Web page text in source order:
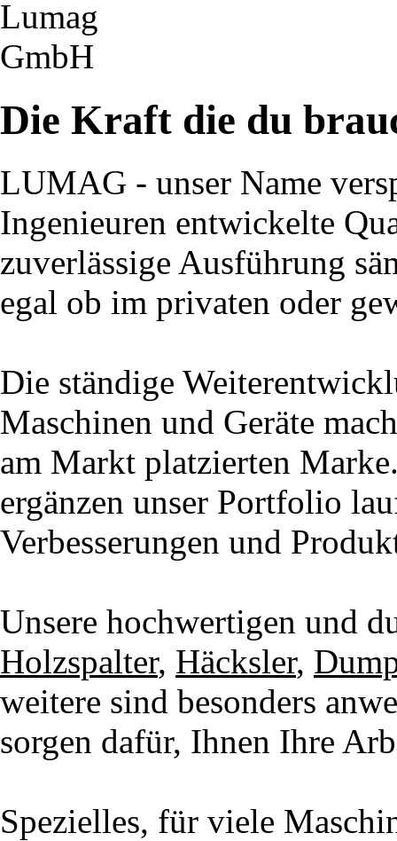
Die Kraft die du
LUMAG - unser Name
Ingenieuren entwickelte
zuverlässige Ausführung
egal ob im privaten oder
Die ständige
Maschinen und Geräte
am Markt platzierten
ergänzen unser Portfolio
Verbesserungen und
Unsere hochwertigen und
Holzspalter, Häcksler,
weitere sind besonders
sorgen dafür, Ihnen Ihre
Spezielles, für viele